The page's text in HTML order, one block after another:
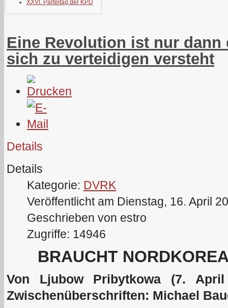
XXVI. Parteitag der KPD
Eine Revolution ist nur dann
sich zu verteidigen versteht
Details
Details
Kategorie: DVRK
Veröffentlicht am Dienstag, 16. April
Geschrieben von estro
Zugriffe: 14946
BRAUCHT
Von Ljubow Pribytkowa (7.
Zwischenüberschriften: Michael